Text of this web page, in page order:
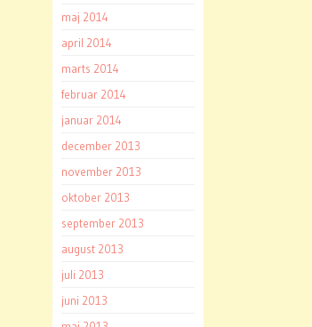
maj 2014
april 2014
marts 2014
februar 2014
januar 2014
december 2013
november 2013
oktober 2013
september 2013
august 2013
juli 2013
juni 2013